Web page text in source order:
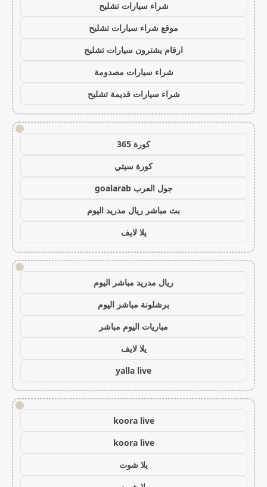
شراء سيارات تشليح
موقع شراء سيارات تشليح
ارقام يشترون سيارات تشليح
شراء سيارات مصدومة
شراء سيارات قديمة تشليح
!
كورة 365
كورة سيتي
جول العرب goalarab
بث مباشر ريال مدريد اليوم
يلا لايف
!
ريال مدريد مباشر اليوم
برشلونة مباشر اليوم
مباريات اليوم مباشر
يلا لايف
yalla live
!
koora live
koora live
يلا شوت